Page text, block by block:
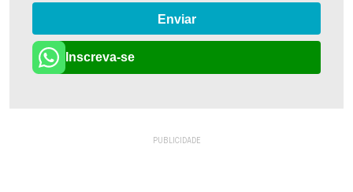
Enviar
Inscreva-se